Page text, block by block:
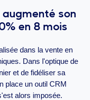
son
en 8 mois
dans la vente en
Dans l'optique de
et de fidéliser sa
place un outil CRM
alors imposée.